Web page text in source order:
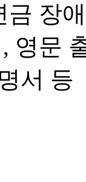
금 장
영문
서 등